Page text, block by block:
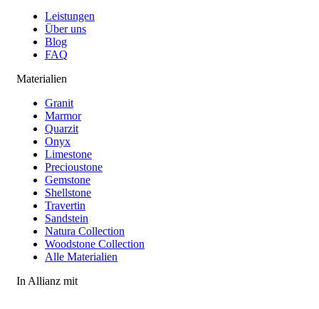
Leistungen
Über uns
Blog
FAQ
Materialien
Granit
Marmor
Quarzit
Onyx
Limestone
Precioustone
Gemstone
Shellstone
Travertin
Sandstein
Natura Collection
Woodstone Collection
Alle Materialien
In Allianz mit